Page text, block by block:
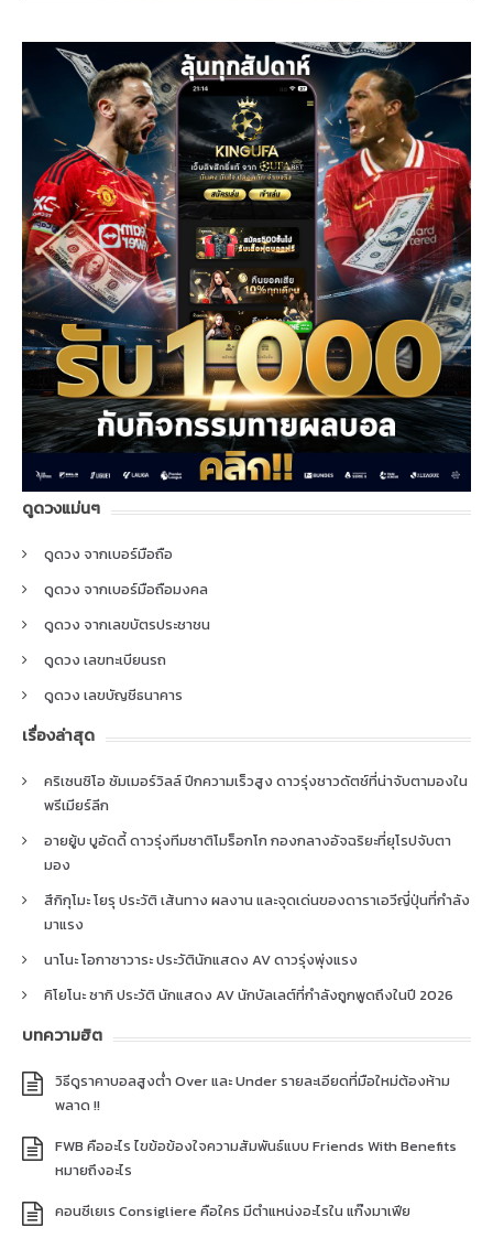
ดูดวงแม่นๆ
ดูดวง จากเบอร์มือถือ
ดูดวง จากเบอร์มือถือมงคล
ดูดวง จากเลขบัตรประชาชน
ดูดวง เลขทะเบียนรถ
ดูดวง เลขบัญชีธนาคาร
เรื่องล่าสุด
คริเซนซิโอ ซัมเมอร์วิลล์ ปีกความเร็วสูง ดาวรุ่งชาวดัตช์ที่น่าจับตามองใน
พรีเมียร์ลีก
อายยู้บ บูอัดดี้ ดาวรุ่งทีมชาติโมร็อกโก กองกลางอัจฉริยะที่ยุโรปจับตา
มอง
สึกิกุโมะ โยรุ ประวัติ เส้นทาง ผลงาน และจุดเด่นของดาราเอวีญี่ปุ่นที่กำลัง
มาแรง
นาโนะ โอกาซาวาระ ประวัตินักแสดง AV ดาวรุ่งพุ่งแรง
คิโยโนะ ซากิ ประวัติ นักแสดง AV นักบัลเลต์ที่กำลังถูกพูดถึงในปี 2026
บทความฮิต
วิธีดูราคาบอลสูงต่ำ Over และ Under รายละเอียดที่มือใหม่ต้องห้าม
พลาด !!
FWB คืออะไร ไขข้อข้องใจความสัมพันธ์แบบ Friends With Benefits
หมายถึงอะไร
คอนซีเยเร Consigliere คือใคร มีตำแหน่งอะไรใน แก๊งมาเฟีย